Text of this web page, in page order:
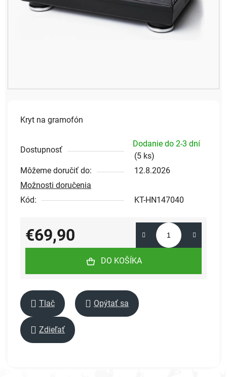
Kryt na gramofón
Dostupnosť
Dodanie do 2-3 dní
(5 ks)
Môžeme doručiť do:
12.8.2026
Možnosti doručenia
Kód:
KT-HN147040
€69,90
Jednotková cena:
DO KOŠÍKA
Tlač Opýtať sa
Zdieľať